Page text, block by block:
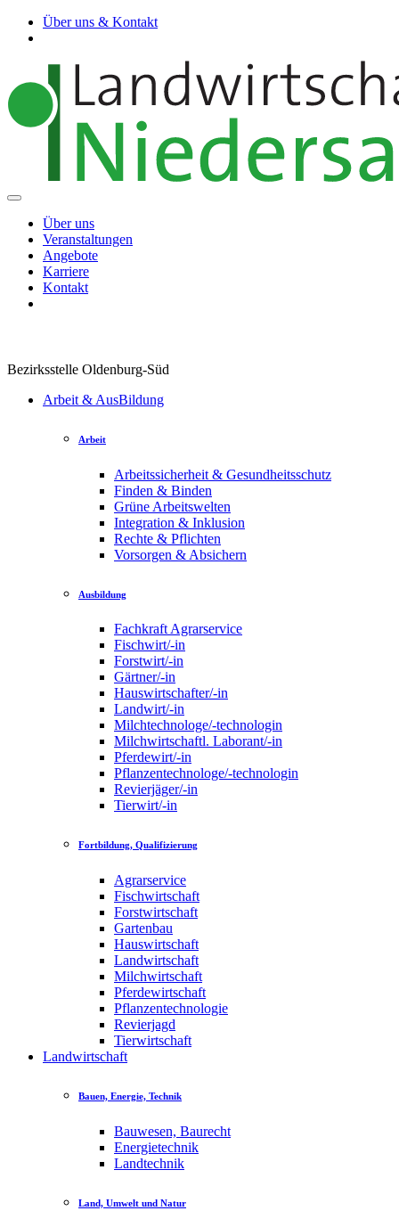
Über uns & Kontakt
Über uns
Veranstaltungen
Angebote
Karriere
Kontakt
Bezirksstelle Oldenburg-Süd
Arbeit & AusBildung
Arbeit
Arbeitssicherheit & Gesundheitsschutz
Finden & Binden
Grüne Arbeitswelten
Integration & Inklusion
Rechte & Pflichten
Vorsorgen & Absichern
Ausbildung
Fachkraft Agrarservice
Fischwirt/-in
Forstwirt/-in
Gärtner/-in
Hauswirtschafter/-in
Landwirt/-in
Milchtechnologe/-technologin
Milchwirtschaftl. Laborant/-in
Pferdewirt/-in
Pflanzentechnologe/-technologin
Revierjäger/-in
Tierwirt/-in
Fortbildung, Qualifizierung
Agrarservice
Fischwirtschaft
Forstwirtschaft
Gartenbau
Hauswirtschaft
Landwirtschaft
Milchwirtschaft
Pferdewirtschaft
Pflanzentechnologie
Revierjagd
Tierwirtschaft
Landwirtschaft
Bauen, Energie, Technik
Bauwesen, Baurecht
Energietechnik
Landtechnik
Land, Umwelt und Natur